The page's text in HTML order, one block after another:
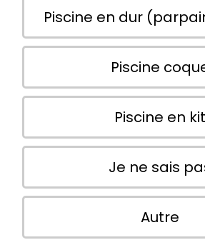
Piscine en dur
Piscine
Piscine en kit
Je ne sais
Autre